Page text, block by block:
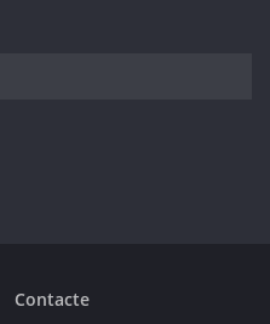
Contacte